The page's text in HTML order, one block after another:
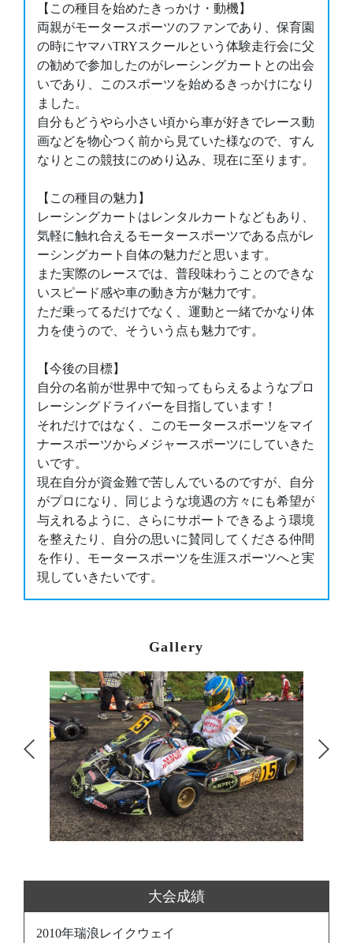
【この種目を始めたきっかけ・動機】
両親がモータースポーツのファンであり、保育園
の時にヤマハTRYスクールという体験走行会に父
の勧めで参加したのがレーシングカートとの出会
いであり、このスポーツを始めるきっかけになり
ました。
自分もどうやら小さい頃から車が好きでレース動
画などを物心つく前から見ていた様なので、すん
なりとこの競技にのめり込み、現在に至ります。
【この種目の魅力】
レーシングカートはレンタルカートなどもあり、
気軽に触れ合えるモータースポーツである点がレ
ーシングカート自体の魅力だと思います。
また実際のレースでは、普段味わうことのできな
いスピード感や車の動き方が魅力です。
ただ乗ってるだけでなく、運動と一緒でかなり体
力を使うので、そういう点も魅力です。
【今後の目標】
自分の名前が世界中で知ってもらえるようなプロ
レーシングドライバーを目指しています！
それだけではなく、このモータースポーツをマイ
ナースポーツからメジャースポーツにしていきた
いです。
現在自分が資金難で苦しんでいるのですが、自分
がプロになり、同じような境遇の方々にも希望が
与えれるように、さらにサポートできるよう環境
を整えたり、自分の思いに賛同してくださる仲間
を作り、モータースポーツを生涯スポーツへと実
現していきたいです。
Gallery
大会成績
2010年瑞浪レイクウェイ